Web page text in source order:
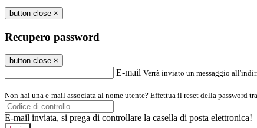
button close ×
Recupero password
button close ×
E-mail Verrà inviato un messaggio
Non hai una e-mail associata al nome utente? Effettua il reset della password
E-mail inviata, si prega di controllare la casella di posta elettronica!